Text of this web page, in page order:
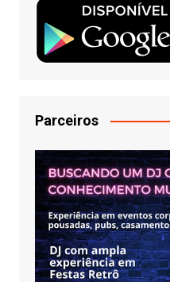
Parceiros